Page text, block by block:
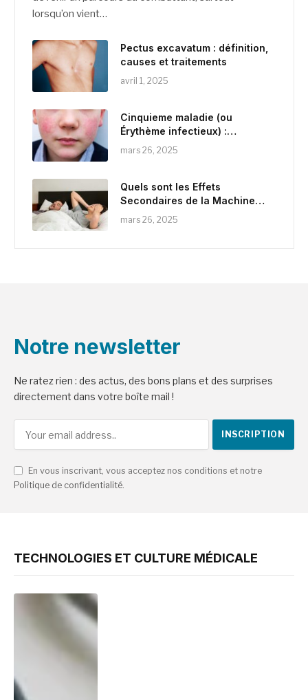
lorsqu’on vient…
Pectus excavatum : définition,
causes et traitements
avril 1, 2025
Cinquieme maladie (ou
Érythème infectieux) :
définition, causes et
traitements
mars 26, 2025
Quels sont les Effets
Secondaires de la Machine
pour l’Apnée du Sommeil
mars 26, 2025
Notre newsletter
Ne ratez rien : des actus, des bons plans et des surprises
directement dans votre boîte mail !
En vous inscrivant, vous acceptez nos conditions et notre
Politique de confidentialité.
TECHNOLOGIES ET CULTURE MÉDICALE